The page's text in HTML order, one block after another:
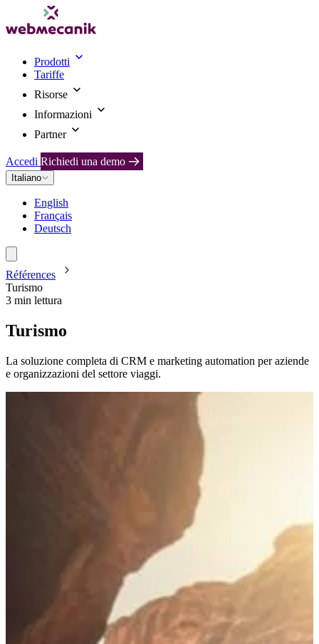
Prodotti
Tariffe
Risorse
Informazioni
Partner
Accedi Richiedi una demo
Italiano
English
Français
Deutsch
Références
Turismo
3 min lettura
Turismo
La soluzione completa di CRM e marketing automation per aziende
e organizzazioni del settore viaggi.